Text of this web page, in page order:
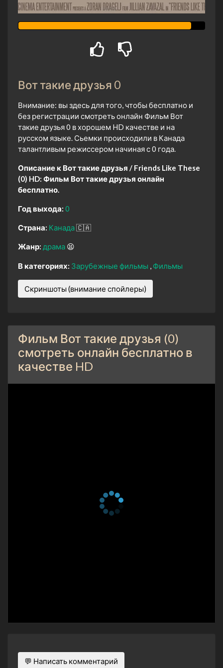
Вот такие друзья 0
Внимание: вы здесь для того, чтобы бесплатно и
без регистрации смотреть онлайн Фильм Вот
такие друзья 0 в хорошем HD качестве и на
русском языке. Сьемки происходили в Канада
талантливым режиссером начиная с 0 года.
Описание к Вот такие друзья / Friends Like These
(0) HD: Фильм Вот такие друзья онлайн
бесплатно.
Год выхода: 0
Страна: Канада🇨🇦
Жанр: драма 😫
В категориях: Зарубежные фильмы Фильмы
Скриншоты (внимание спойлеры)
Фильм Вот такие друзья (0)
смотреть онлайн бесплатно в
качестве HD
💬 Написать комментарий